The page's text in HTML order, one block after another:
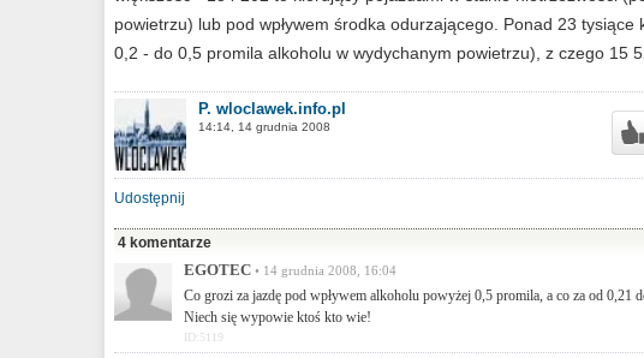
powietrzu) lub pod wpływem środka odurzającego. Ponad 23
0,2 - do 0,5 promila alkoholu w wydychanym powietrzu), z czego 15
P. wloclawek.info.pl
14:14, 14 grudnia 2008
Udostępnij
4 komentarze
EGOTEC • 14 grudnia 2008, 16:04
Co grozi za jazdę pod wpływem alkoholu powyżej 0,5 promila, a co za od 0,21
Niech się wypowie ktoś kto wie!
ID:5119